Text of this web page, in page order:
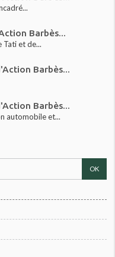
Barbès...
Tati et de...
Barbès...
Barbès...
automobile et...